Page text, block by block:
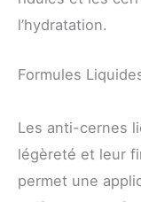
l’hydratation.
Formules
Les anti-cernes
légèreté et leur
permet une